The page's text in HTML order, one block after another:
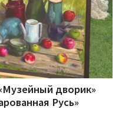
дворик»
Русь»